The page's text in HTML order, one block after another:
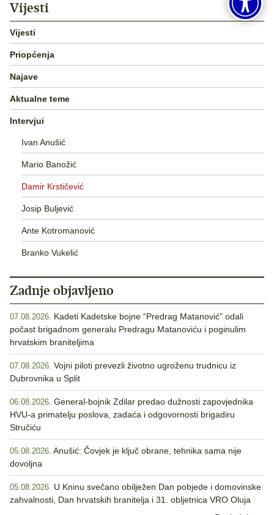
Vijesti
Vijesti
Priopćenja
Najave
Aktualne teme
Intervjui
Ivan Anušić
Mario Banožić
Damir Krstičević
Josip Buljević
Ante Kotromanović
Branko Vukelić
Zadnje objavljeno
07.08.2026. Kadeti Kadetske bojne “Predrag Matanović” odali
počast brigadnom generalu Predragu Matanoviću i poginulim
hrvatskim braniteljima
07.08.2026. Vojni piloti prevezli životno ugroženu trudnicu iz
Dubrovnika u Split
06.08.2026. General-bojnik Zdilar predao dužnosti zapovjednika
HVU-a primatelju poslova, zadaća i odgovornosti brigadiru
Stručiću
05.08.2026. Anušić: Čovjek je ključ obrane, tehnika sama nije
dovoljna
05.08.2026. U Kninu svečano obilježen Dan pobjede i domovinske
zahvalnosti, Dan hrvatskih branitelja i 31. obljetnica VRO Oluja